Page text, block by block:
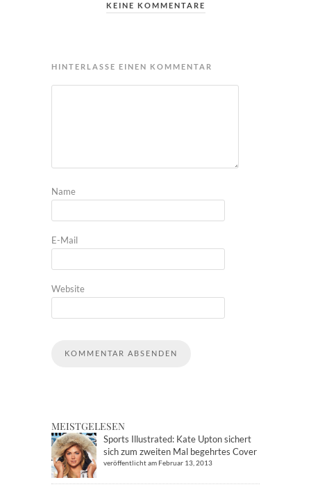
KEINE KOMMENTARE
HINTERLASSE EINEN KOMMENTAR
Name
E-Mail
Website
MEISTGELESEN
Sports Illustrated: Kate Upton sichert
sich zum zweiten Mal begehrtes Cover
veröffentlicht am Februar 13, 2013